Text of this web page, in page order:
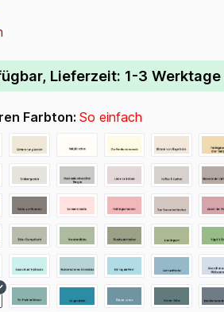
Bewertung von 5 von 5 Sternen
Lieferzeit: 1-3 Werktage
Farbton: So einfach